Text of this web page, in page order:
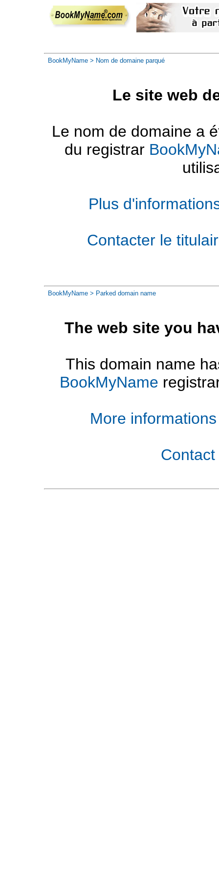
BookMyName > Nom de domaine parqué
Le site web
Le nom de domaine a
du registrar
Plus
Contacter le
BookMyName > Parked domain name
The web site you
This domain name
BookMyName
More